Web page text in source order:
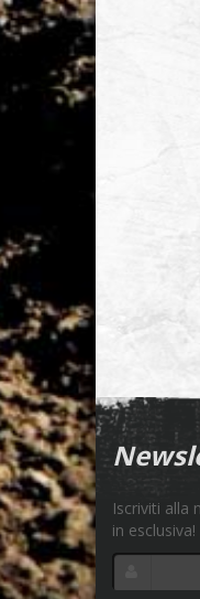
Iscriviti alla
in esclusiva!